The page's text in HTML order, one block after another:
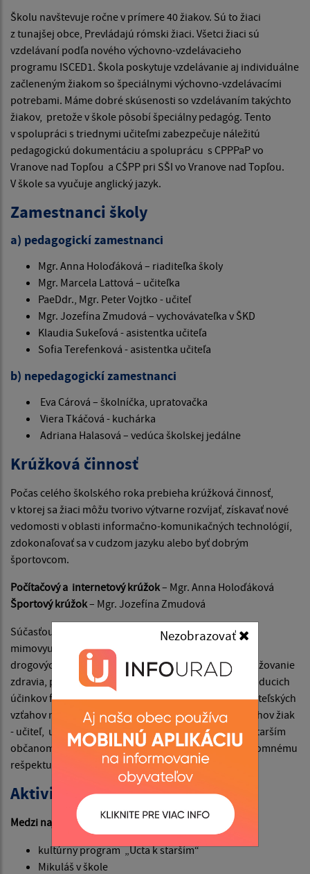
Nezobrazovať
Školu navštevuje ročne v prímere 40 žiakov. Sú to žiaci
z tunajšej obce, Prevládajú rómski žiaci. Všetci žiaci sú
vzdelávaní podľa nového výchovno-vzdelávacieho
programu ISCED1. Škola poskytuje vzdelávanie aj individuálne
začleneným žiakom so špeciálnymi výchovno-vzdelávacími
potrebami. Máme dobré skúsenosti so vzdelávaním takýchto
žiakov, pretože v škole pôsobí špeciálny pedagóg. Tento
v spolupráci s triednymi učiteľmi zabezpečuje náležitú
pedagogickú dokumentáciu a spoluprácu s CPPPaP vo
Vranove nad Topľou a CŠPP pri SŠI vo Vranove nad Topľou.
V škole sa vyučuje anglický jazyk.
Zamestnanci školy
a) pedagogickí zamestnanci
Mgr. Anna Holoďáková – riaditeľka školy
Mgr. Marcela Lattová – učiteľka
PaeDdr., Mgr. Peter Vojtko - učiteľ
Mgr. Jozefína Zmudová – vychovávateľka v ŠKD
Klaudia Sukeľová - asistentka učiteľa
Sofia Terefenková - asistentka učiteľa
b) nepedagogickí zamestnanci
Eva Cárová – školníčka, upratovačka
Viera Tkáčová - kuchárka
Adriana Halasová – vedúca školskej jedálne
Krúžková činnosť
Počas celého školského roka prebieha krúžková činnosť,
v ktorej sa žiaci môžu tvorivo výtvarne rozvíjať, získavať nové
vedomosti v oblasti informačno-komunikačných technológií,
zdokonaľovať sa v cudzom jazyku alebo byť dobrým
športovcom.
Počítačový a internetový krúžok– Mgr. Anna Holoďáková
Športový krúžok– Mgr. Jozefína Zmudová
Súčasťou výchovno-vzdelávacieho procesu a
mimovyučovacích aktivít je aj problematika prevencie
drogových závislostí, ktoré sú zamerané najmä na utužovanie
zdravia, propagáciu zdravej výživy, na prevenciu nežiaducich
účinkov fajčenia, užívania alkoholu, na rozvíjanie priateľských
vzťahov medzi spolužiakmi, pestovanie kladných vzťahov žiak
- učiteľ, učiteľ – žiak, na budovanie úcty k rodičom a starším
občanom obce. Snahou a cieľom je viesť žiakov k vzájomnému
rešpektu a tolerancii.
Aktivity školy
Medzi najpútavejšie a tradičné akcie patria:
kultúrny program „Úcta k starším“
Mikuláš v škole